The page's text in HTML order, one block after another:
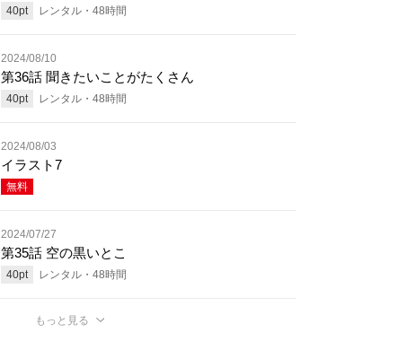
40pt レンタル・ 48時間
2024/08/10
第36話 聞きたいことがたくさん
40pt レンタル・ 48時間
2024/08/03
イラスト7
無料
2024/07/27
第35話 空の黒いとこ
40pt レンタル・ 48時間
もっと見る